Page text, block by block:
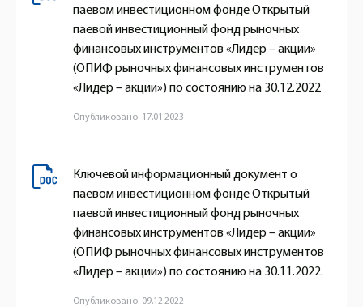
паевом инвестиционном фонде Открытый
паевой инвестиционный фонд рыночных
финансовых инструментов «Лидер – акции»
(ОПИФ рыночных финансовых инструментов
«Лидер – акции») по состоянию на 30.12.2022
Опубликовано: 17.01.2023
Ключевой информационный документ о
паевом инвестиционном фонде Открытый
паевой инвестиционный фонд рыночных
финансовых инструментов «Лидер – акции»
(ОПИФ рыночных финансовых инструментов
«Лидер – акции») по состоянию на 30.11.2022.
Опубликовано: 09.12.2022